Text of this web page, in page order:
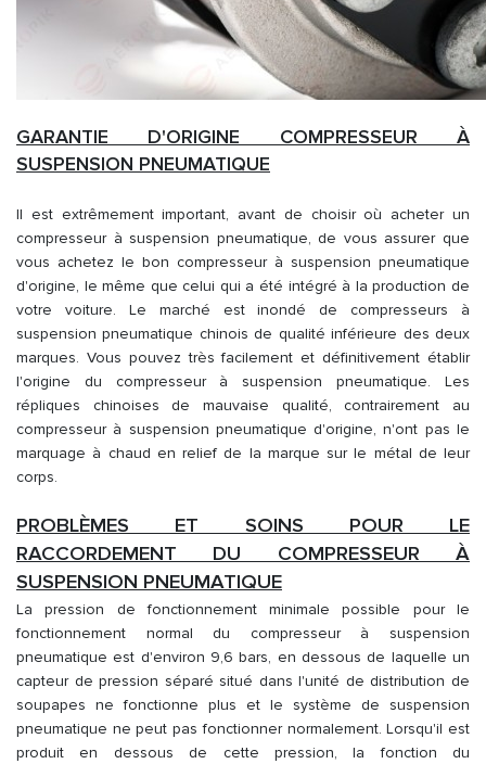
GARANTIE D'ORIGINE COMPRESSEUR À
SUSPENSION PNEUMATIQUE
Il est extrêmement important, avant de choisir où acheter un
compresseur à suspension pneumatique, de vous assurer que
vous achetez le bon compresseur à suspension pneumatique
d'origine, le même que celui qui a été intégré à la production de
votre voiture. Le marché est inondé de compresseurs à
suspension pneumatique chinois de qualité inférieure des deux
marques. Vous pouvez très facilement et définitivement établir
l'origine du compresseur à suspension pneumatique. Les
répliques chinoises de mauvaise qualité, contrairement au
compresseur à suspension pneumatique d'origine, n'ont pas le
marquage à chaud en relief de la marque sur le métal de leur
corps.
PROBLÈMES ET SOINS POUR LE
RACCORDEMENT DU COMPRESSEUR À
SUSPENSION PNEUMATIQUE
La pression de fonctionnement minimale possible pour le
fonctionnement normal du compresseur à suspension
pneumatique est d'environ 9,6 bars, en dessous de laquelle un
capteur de pression séparé situé dans l'unité de distribution de
soupapes ne fonctionne plus et le système de suspension
pneumatique ne peut pas fonctionner normalement. Lorsqu'il est
produit en dessous de cette pression, la fonction du